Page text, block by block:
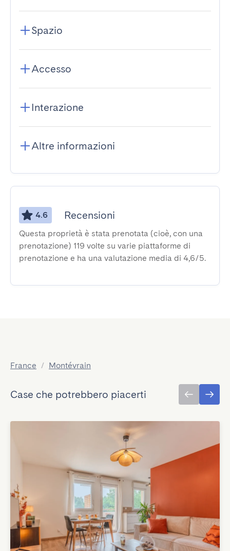
Spazio
Accesso
Interazione
Altre informazioni
4.6 Recensioni
Questa proprietà è stata prenotata (cioè, con una
prenotazione) 119 volte su varie piattaforme di
prenotazione e ha una valutazione media di 4,6/5.
France / Montévrain
Case che potrebbero piacerti